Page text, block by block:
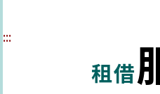
:::
租借